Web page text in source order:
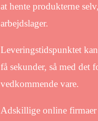
at hente produkterne
arbejdslager.
Leveringstidspunktet
få sekunder, så med det
vedkommende vare.
Adskillige online firmaer